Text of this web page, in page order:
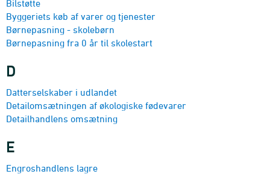
Bilstøtte
Byggeriets køb af varer og tjenester
Børnepasning - skolebørn
Børnepasning fra 0 år til skolestart
D
Datterselskaber i udlandet
Detail­omsætningen af øko­logiske fødevarer
Detailhandlens omsætning
E
Engroshandlens lagre